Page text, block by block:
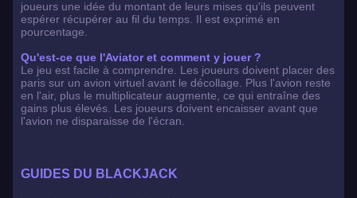
joueurs une idée du montant de leurs mises qu'ils peuvent
espérer récupérer au fil du temps. Il est exprimé en
pourcentage.
Qu'est-ce que l'Aviator et comment y jouer ?
Le jeu est facile à comprendre. Les joueurs doivent placer des
paris sur un avion virtuel avant le décollage. Plus l'avion reste
en l'air, plus le multiplicateur augmente, ce qui entraîne des
gains plus élevés. Les joueurs doivent encaisser avant que
l'avion ne disparaisse de l'écran.
GUIDES DU BLACKJACK